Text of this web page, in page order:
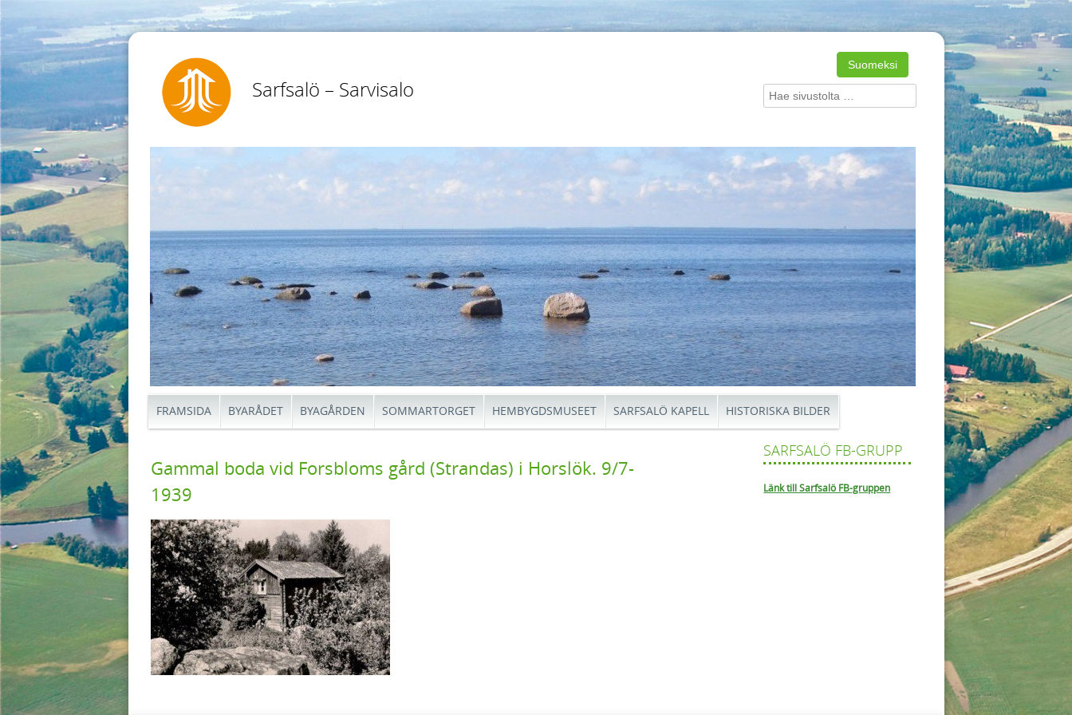
Sarfsalö – Sarvisalo
Suomeksi
Search
FRAMSIDA BYARÅDET BYAGÅRDEN SOMMARTORGET HEMBYGDSMUSEET SARFSALÖ KAPELL HISTORISKA BILDER
Gammal boda vid Forsbloms gård (Strandas) i Horslök. 9/7-
1939
SARFSALÖ FB-GRUPP
Länk till Sarfsalö FB-gruppen